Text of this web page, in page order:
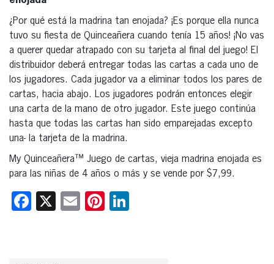
¿Por qué está la madrina tan enojada? ¡Es porque ella nunca
tuvo su fiesta de Quinceañera cuando tenía 15 años! ¡No vas
a querer quedar atrapado con su tarjeta al final del juego! El
distribuidor deberá entregar todas las cartas a cada uno de
los jugadores. Cada jugador va a eliminar todos los pares de
cartas, hacia abajo. Los jugadores podrán entonces elegir
una carta de la mano de otro jugador. Este juego continúa
hasta que todas las cartas han sido emparejadas excepto
una- la tarjeta de la madrina.
My Quinceañera™ Juego de cartas, vieja madrina enojada es
para las niñas de 4 años o más y se vende por $7,99.
Facebook
X EmailPinterest